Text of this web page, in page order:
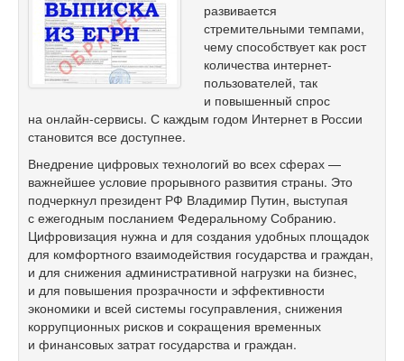
развивается
стремительными темпами,
чему способствует как рост
количества интернет-
пользователей, так
и повышенный спрос
на онлайн-сервисы. С каждым годом Интернет в России
становится все доступнее.
Внедрение цифровых технологий во всех сферах —
важнейшее условие прорывного развития страны. Это
подчеркнул президент РФ Владимир Путин, выступая
с ежегодным посланием Федеральному Собранию.
Цифровизация нужна и для создания удобных площадок
для комфортного взаимодействия государства и граждан,
и для снижения административной нагрузки на бизнес,
и для повышения прозрачности и эффективности
экономики и всей системы госуправления, снижения
коррупционных рисков и сокращения временных
и финансовых затрат государства и граждан.